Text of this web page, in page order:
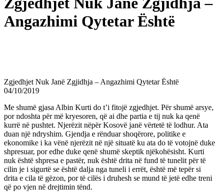
Angazhimi Qytetar Është
Zgjedhjet Nuk Janë Zgjidhja – Angazhimi Qytetar Është
04/10/2019
Me shumë gjasa Albin Kurti do t’i fitojë zgjedhjet. Për shumë arsye,
por ndoshta për më kryesoren, që ai dhe partia e tij nuk ka qenë
kurrë në pushtet. Njerëzit nëpër Kosovë janë vërtetë të lodhur. Ata
duan një ndryshim. Gjendja e rënduar shoqërore, politike e
ekonomike i ka vënë njerëzit në një situatë ku ata do të votojnë duke
shpresuar, por edhe duke qenë shumë skeptik njëkohësisht. Kurti
nuk është shpresa e pastër, nuk është drita në fund të tunelit për të
cilin je i sigurtë se është dalja nga tuneli i errët, është më tepër si
drita e cila të gëzon, por të cilës i druhesh se mund të jetë edhe treni
që po vjen në drejtimin tënd.